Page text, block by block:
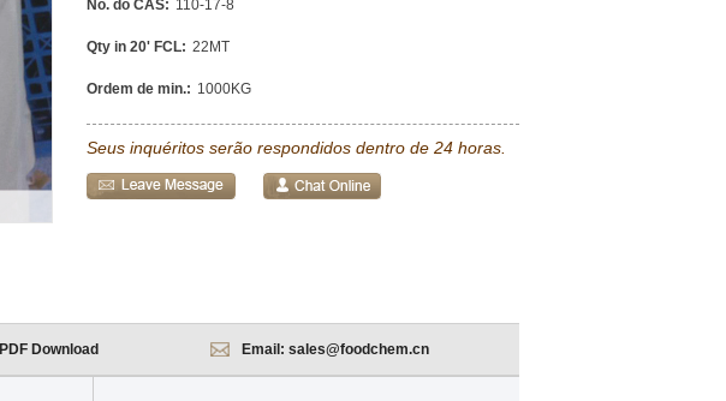
No. do CAS: 110-17-8
Qty in 20' FCL: 22MT
Ordem de min.: 1000KG
Seus inquéritos serão respondidos dentro de 24 horas.
PDF Download Email: sales@foodchem.cn